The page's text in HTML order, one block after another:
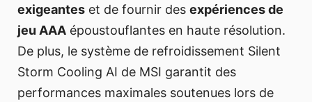
exigeantes et de fournir des expériences de
jeu AAA époustouflantes en haute résolution.
De plus, le système de refroidissement Silent
Storm Cooling AI de MSI garantit des
performances maximales soutenues lors de